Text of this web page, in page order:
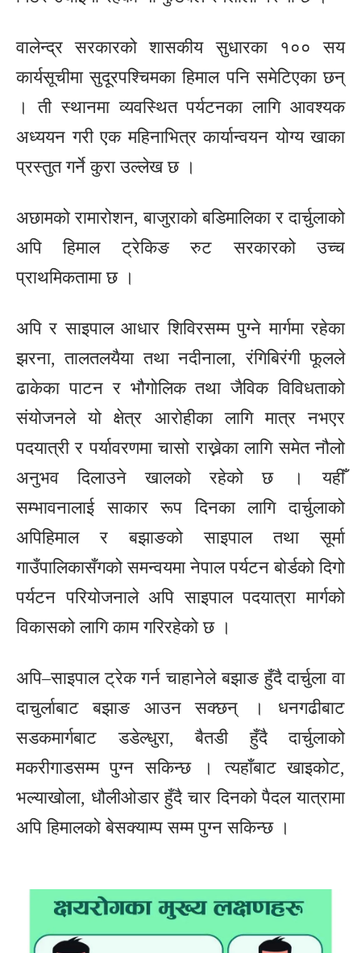
वालेन्द्र सरकारको शासकीय सुधारका १०० सय
कार्यसूचीमा सुदूरपश्चिमका हिमाल पनि समेटिएका छन्
। ती स्थानमा व्यवस्थित पर्यटनका लागि आवश्यक
अध्ययन गरी एक महिनाभित्र कार्यान्वयन योग्य खाका
प्रस्तुत गर्ने कुरा उल्लेख छ ।
अछामको रामारोशन, बाजुराको बडिमालिका र दार्चुलाको
अपि हिमाल ट्रेकिङ रुट सरकारको उच्च
प्राथमिकतामा छ ।
अपि र साइपाल आधार शिविरसम्म पुग्ने मार्गमा रहेका
झरना, तालतलयैया तथा नदीनाला, रंगिबिरंगी फूलले
ढाकेका पाटन र भौगोलिक तथा जैविक विविधताको
संयोजनले यो क्षेत्र आरोहीका लागि मात्र नभएर
पदयात्री र पर्यावरणमा चासो राख्नेका लागि समेत नौलो
अनुभव दिलाउने खालको रहेको छ । यहीँ
सम्भावनालाई साकार रूप दिनका लागि दार्चुलाको
अपिहिमाल र बझाङको साइपाल तथा सूर्मा
गाउँपालिकासँगको समन्वयमा नेपाल पर्यटन बोर्डको दिगो
पर्यटन परियोजनाले अपि साइपाल पदयात्रा मार्गको
विकासको लागि काम गरिरहेको छ ।
अपि–साइपाल ट्रेक गर्न चाहानेले बझाङ हुँदै दार्चुला वा
दाचुर्लाबाट बझाङ आउन सक्छन् । धनगढीबाट
सडकमार्गबाट डडेल्धुरा, बैतडी हुँदै दार्चुलाको
मकरीगाडसम्म पुग्न सकिन्छ । त्यहाँबाट खाइकोट,
भल्याखोला, धौलीओडार हुँदै चार दिनको पैदल यात्रामा
अपि हिमालको बेसक्याम्प सम्म पुग्न सकिन्छ ।